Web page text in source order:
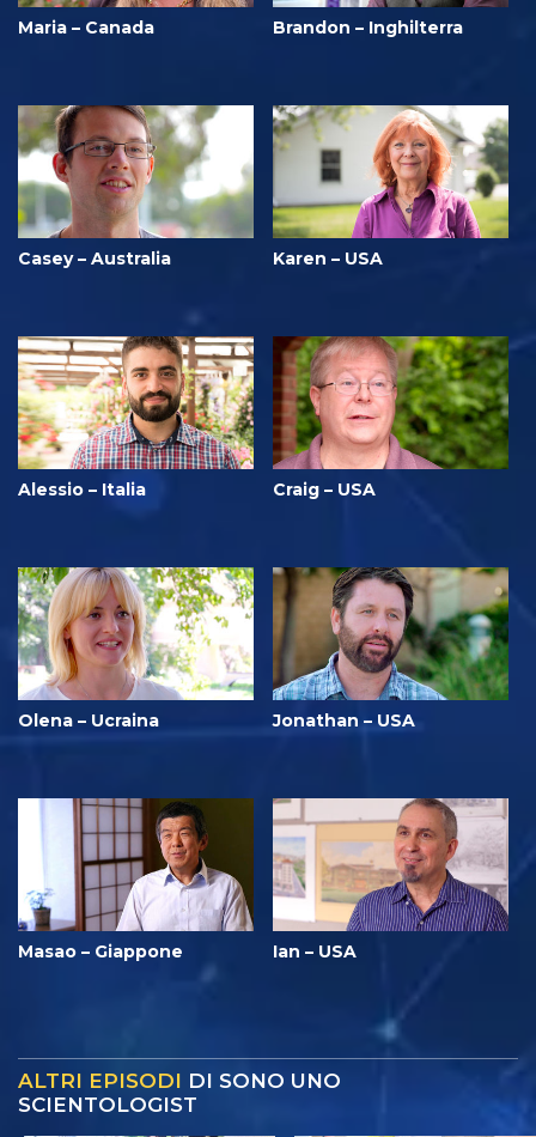
Maria – Canada Brandon – Inghilterra
Casey – Australia Karen – USA
Alessio – Italia Craig – USA
Olena – Ucraina Jonathan – USA
Masao – Giappone Ian – USA
ALTRI EPISODI DI SONO UNO
SCIENTOLOGIST